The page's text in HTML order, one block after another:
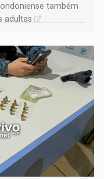
também
adultas